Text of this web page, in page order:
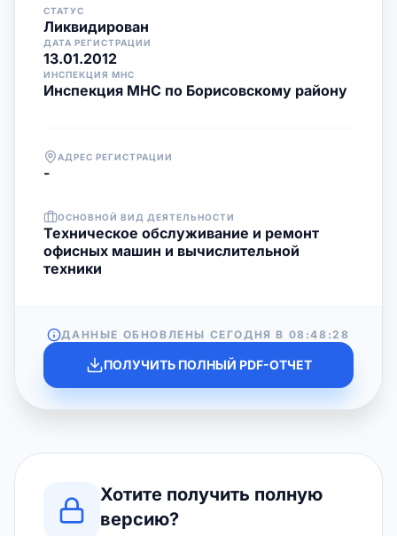
СТАТУС
Ликвидирован
ДАТА РЕГИСТРАЦИИ
13.01.2012
ИНСПЕКЦИЯ МНС
Инспекция МНС по Борисовскому району
АДРЕС РЕГИСТРАЦИИ
-
ОСНОВНОЙ ВИД ДЕЯТЕЛЬНОСТИ
Техническое обслуживание и ремонт
офисных машин и вычислительной
техники
ДАННЫЕ ОБНОВЛЕНЫ СЕГОДНЯ В 08:48:28
ПОЛУЧИТЬ ПОЛНЫЙ PDF-ОТЧЕТ
Хотите получить полную
версию?